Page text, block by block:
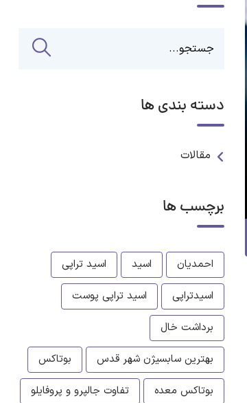
دسته بندی ها
مقالات
برچسب ها
احمدیان اسید
اسید تراپی
اسیدتراپی
اسید تراپی پوست
برداشت خال
بهترین سابسیژن شهر قدس
بوتاکس
بوتاکس معده
تفاوت جالپرو و پروفایلو